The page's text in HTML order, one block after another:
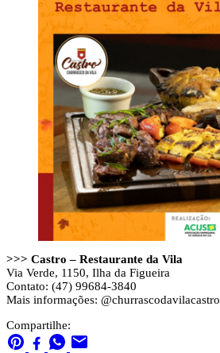
>>> Castro – Restaurante da Vila
Via Verde, 1150, Ilha da Figueira
Contato: (47) 99684-3840
Mais informações: @churrascodavilacastro
Compartilhe: